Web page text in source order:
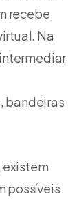
recebe
Na
bandeiras
existem
possíveis